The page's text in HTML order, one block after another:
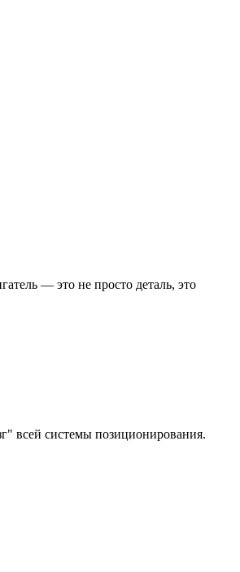
— это не просто деталь, это
всей системы позиционирования.